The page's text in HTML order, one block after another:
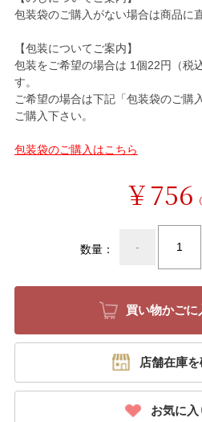
包装袋のご購入がない場合は商品に
【包装についてご案内】
包装をご希望の場合は 1個22円（税
す。
ご希望の場合は下記「包装袋のご購
ご購入下さい。
包装袋のご購入はこちら
￥756
数量： -
お気に入
店舗在庫